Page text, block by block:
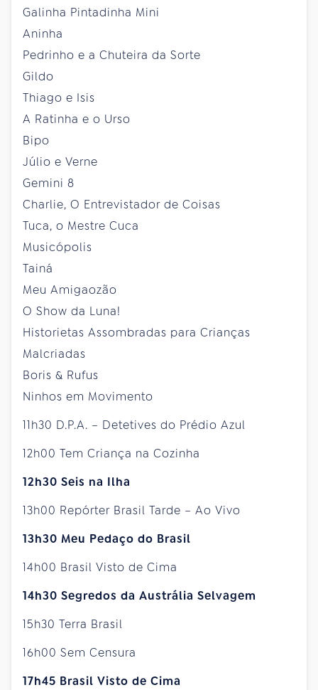
Galinha Pintadinha Mini
Aninha
Pedrinho e a Chuteira da Sorte
Gildo
Thiago e Isis
A Ratinha e o Urso
Bipo
Júlio e Verne
Gemini 8
Charlie, O Entrevistador de Coisas
Tuca, o Mestre Cuca
Musicópolis
Tainá
Meu Amigaozão
O Show da Luna!
Historietas Assombradas para Crianças
Malcriadas
Boris & Rufus
Ninhos em Movimento
11h30 D.P.A. – Detetives do Prédio Azul
12h00 Tem Criança na Cozinha
12h30 Seis na Ilha
13h00 Repórter Brasil Tarde – Ao Vivo
13h30 Meu Pedaço do Brasil
14h00 Brasil Visto de Cima
14h30 Segredos da Austrália Selvagem
15h30 Terra Brasil
16h00 Sem Censura
17h45 Brasil Visto de Cima